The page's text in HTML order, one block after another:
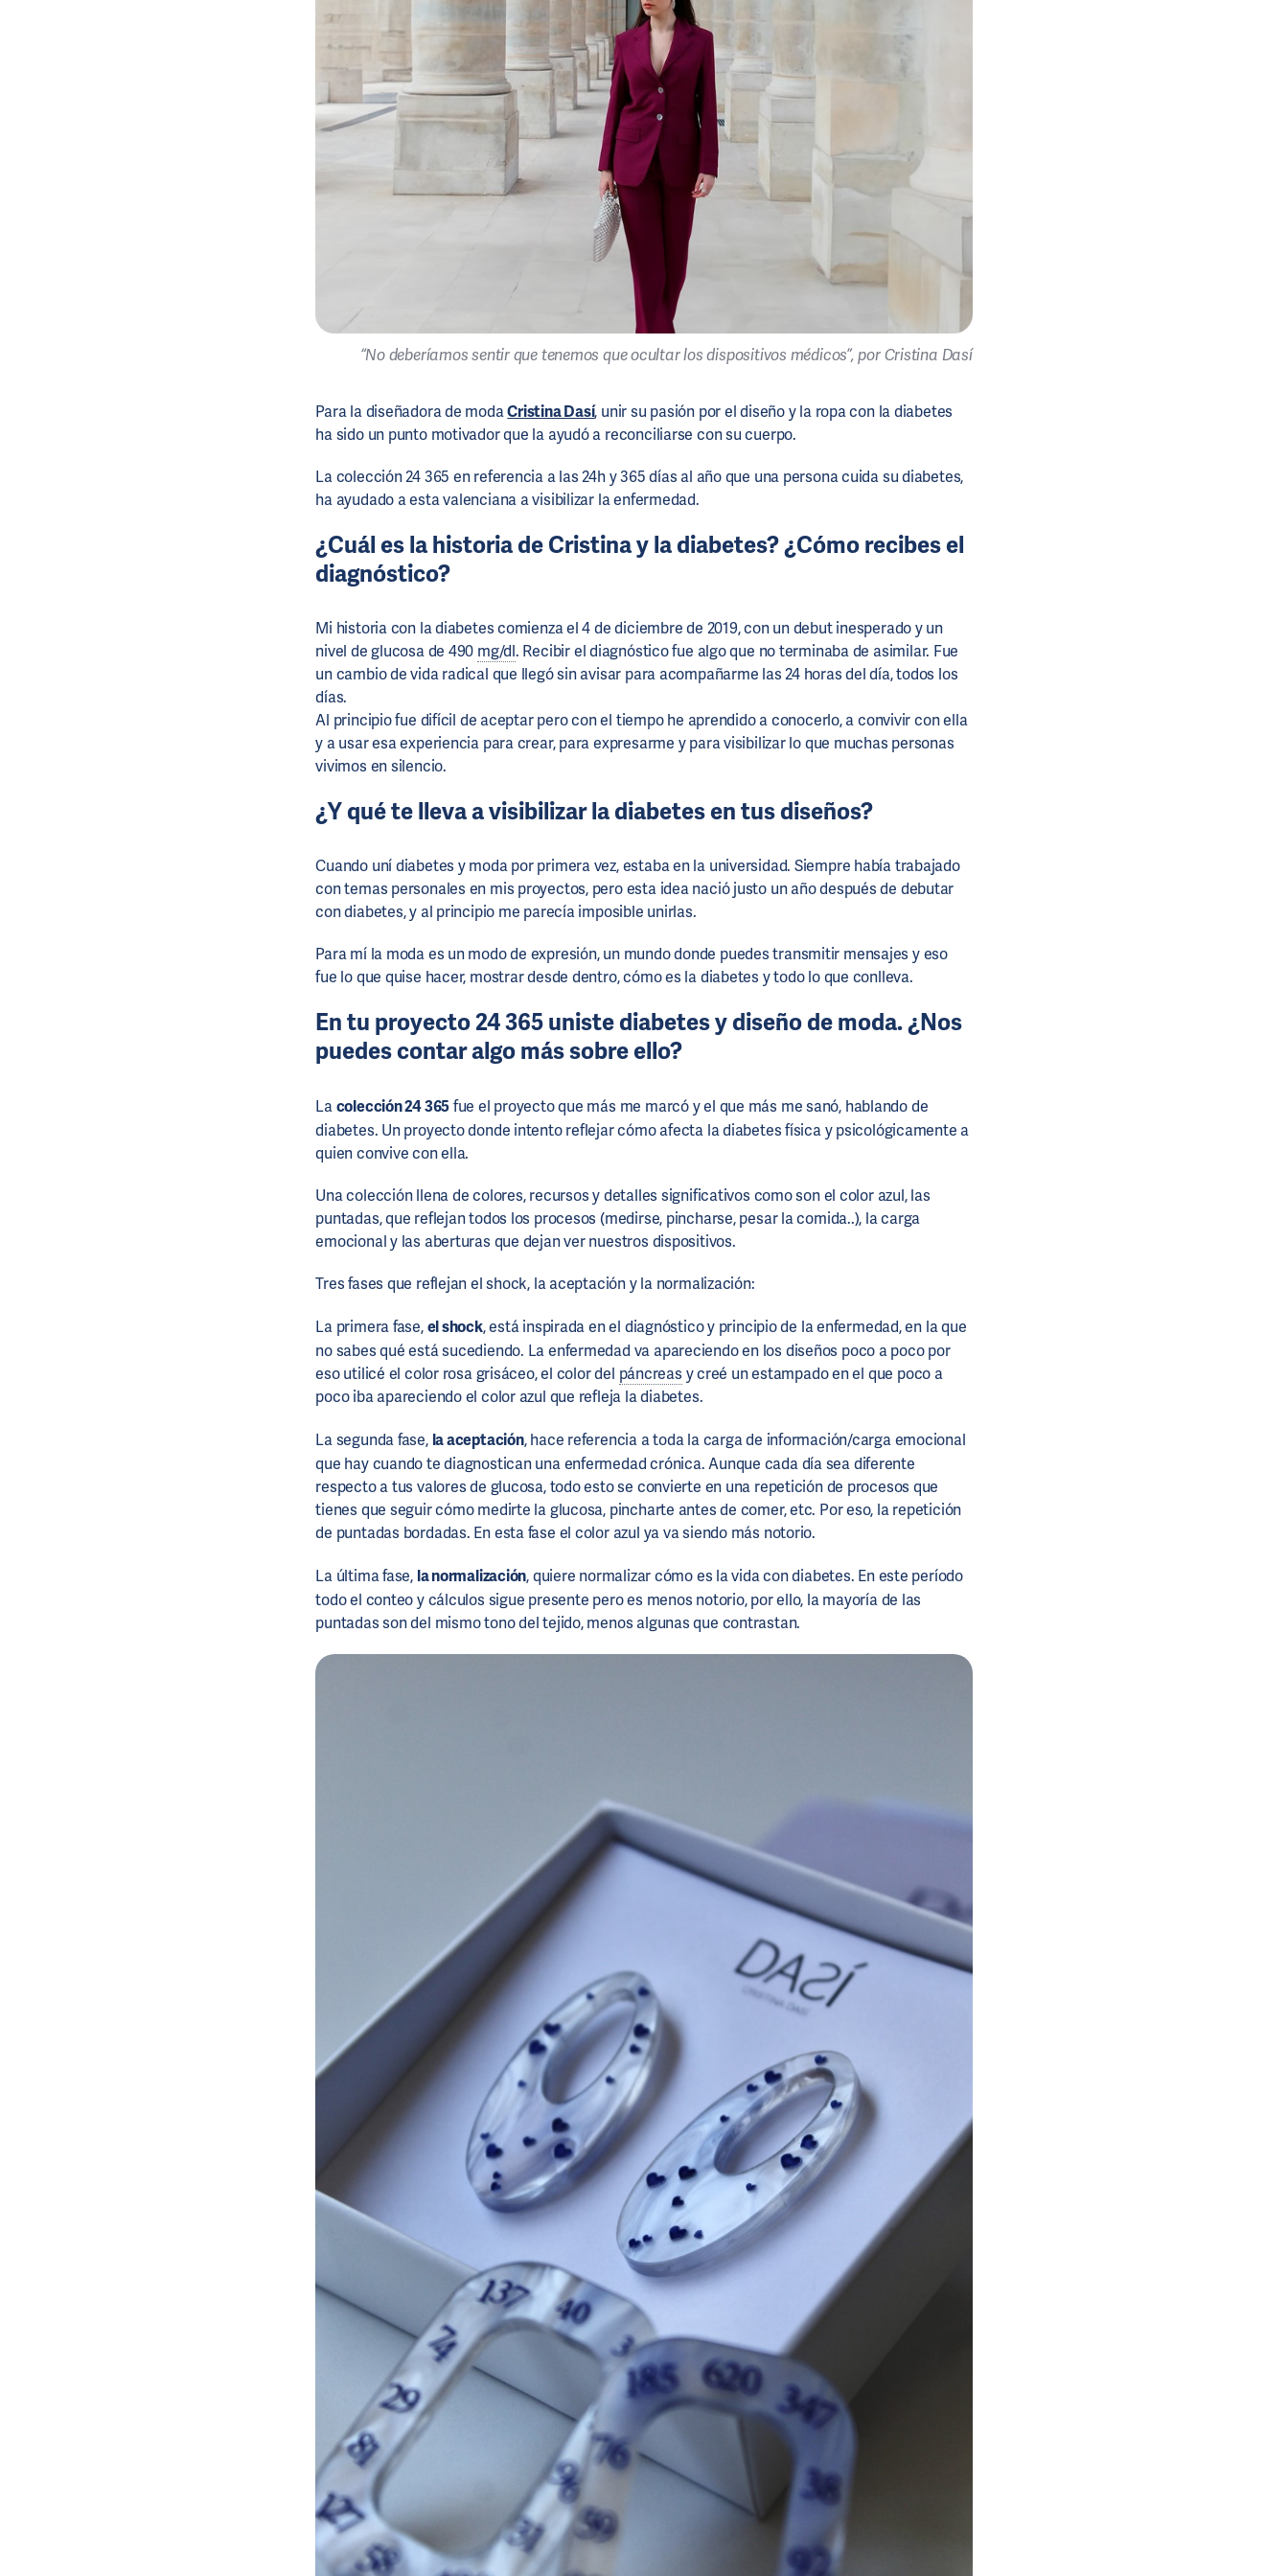
“No deberíamos sentir que tenemos que ocultar los dispositivos médicos”, por Cristina Dasí
Para la diseñadora de modaCristina Dasí, unir su pasión por el diseño y la ropa con la diabetes
ha sido un punto motivador que la ayudó a reconciliarse con su cuerpo.
La colección 24 365 en referencia a las 24h y 365 días al año que una persona cuida su diabetes,
ha ayudado a esta valenciana a visibilizar la enfermedad.
¿Cuál es la historia de Cristina y la diabetes? ¿Cómo recibes el
diagnóstico?
Mi historia con la diabetes comienza el 4 de diciembre de 2019, con un debut inesperado y un
nivel de glucosa de 490 mg/dl. Recibir el diagnóstico fue algo que no terminaba de asimilar. Fue
un cambio de vida radical que llegó sin avisar para acompañarme las 24 horas del día, todos los
días.
Al principio fue difícil de aceptar pero con el tiempo he aprendido a conocerlo, a convivir con ella
y a usar esa experiencia para crear, para expresarme y para visibilizar lo que muchas personas
vivimos en silencio.
¿Y qué te lleva a visibilizar la diabetes en tus diseños?
Cuando uní diabetes y moda por primera vez, estaba en la universidad. Siempre había trabajado
con temas personales en mis proyectos, pero esta idea nació justo un año después de debutar
con diabetes, y al principio me parecía imposible unirlas.
Para mí la moda es un modo de expresión, un mundo donde puedes transmitir mensajes y eso
fue lo que quise hacer, mostrar desde dentro, cómo es la diabetes y todo lo que conlleva.
En tu proyecto 24 365 uniste diabetes y diseño de moda. ¿Nos
puedes contar algo más sobre ello?
Lacolección 24 365fue el proyecto que más me marcó y el que más me sanó, hablando de
diabetes. Un proyecto donde intento reflejar cómo afecta la diabetes física y psicológicamente a
quien convive con ella.
Una colección llena de colores, recursos y detalles significativos como son el color azul, las
puntadas, que reflejan todos los procesos (medirse, pincharse, pesar la comida..), la carga
emocional y las aberturas que dejan ver nuestros dispositivos.
Tres fases que reflejan el shock, la aceptación y la normalización:
La primera fase,el shock, está inspirada en el diagnóstico y principio de la enfermedad, en la que
no sabes qué está sucediendo. La enfermedad va apareciendo en los diseños poco a poco por
eso utilicé el color rosa grisáceo, el color del páncreas y creé un estampado en el que poco a
poco iba apareciendo el color azul que refleja la diabetes.
La segunda fase, la aceptación, hace referencia a toda la carga de información/carga emocional
que hay cuando te diagnostican una enfermedad crónica. Aunque cada día sea diferente
respecto a tus valores de glucosa, todo esto se convierte en una repetición de procesos que
tienes que seguir cómo medirte la glucosa, pincharte antes de comer, etc. Por eso, la repetición
de puntadas bordadas. En esta fase el color azul ya va siendo más notorio.
La última fase, la normalización, quiere normalizar cómo es la vida con diabetes. En este período
todo el conteo y cálculos sigue presente pero es menos notorio, por ello, la mayoría de las
puntadas son del mismo tono del tejido, menos algunas que contrastan.